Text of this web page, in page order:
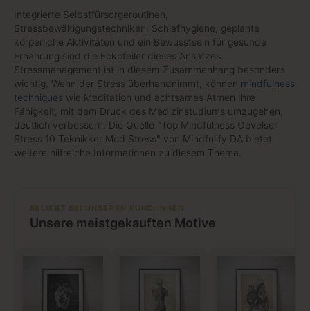
Integrierte Selbstfürsorgeroutinen,
Stressbewältigungstechniken, Schlafhygiene, geplante
körperliche Aktivitäten und ein Bewusstsein für gesunde
Ernährung sind die Eckpfeiler dieses Ansatzes.
Stressmanagement ist in diesem Zusammenhang besonders
wichtig. Wenn der Stress überhandnimmt, können mindfulness
techniques wie Meditation und achtsames Atmen Ihre
Fähigkeit, mit dem Druck des Medizinstudiums umzugehen,
deutlich verbessern. Die Quelle "Top Mindfulness Oevelser
Stress 10 Teknikker Mod Stress" von Mindfulify DA bietet
weitere hilfreiche Informationen zu diesem Thema.
BELIEBT BEI UNSEREN KUND:INNEN
Unsere meistgekauften Motive